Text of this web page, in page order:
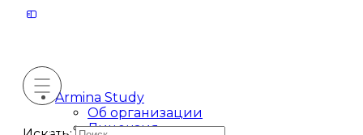
Armina Study
Об организации
Лицензия